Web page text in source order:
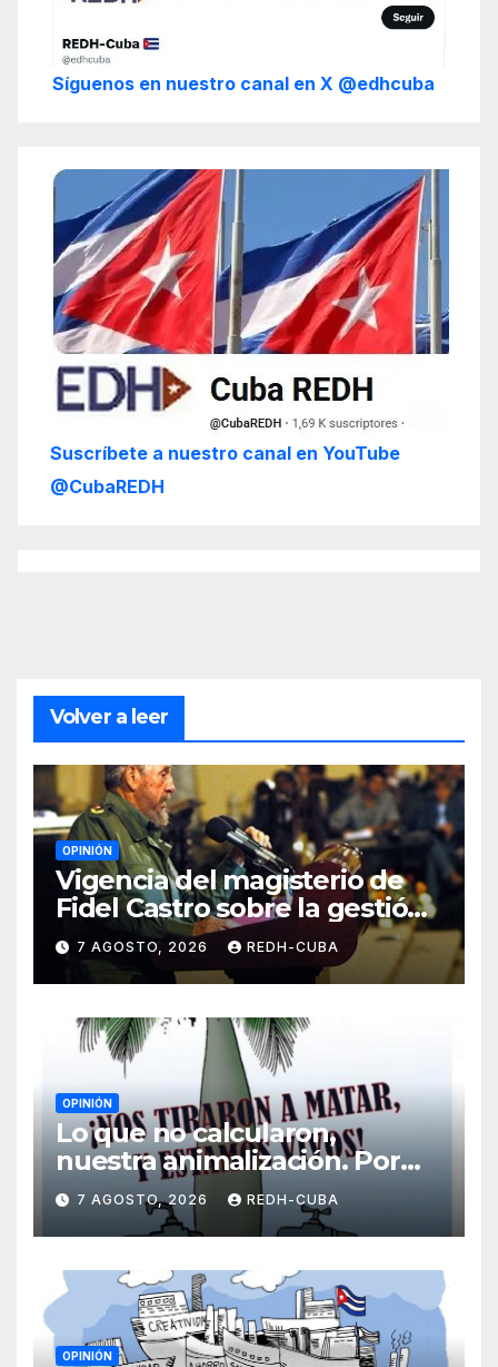
Síguenos en nuestro canal en X @edhcuba
Suscríbete a nuestro canal en YouTube
@CubaREDH
Volver a leer
OPINIÓN
Vigencia del magisterio de
Fidel Castro sobre la gestión
del liderazgo revolucionario.
Por Jorge Luís Guach Estévez
7 AGOSTO, 2026 REDH-CUBA
OPINIÓN
Lo que no calcularon,
nuestra animalización. Por
Laidi Fernández de Juan
7 AGOSTO, 2026 REDH-CUBA
OPINIÓN